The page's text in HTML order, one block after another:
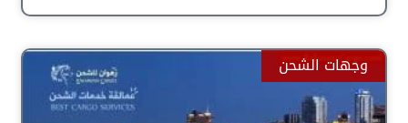
وجهات الشحن